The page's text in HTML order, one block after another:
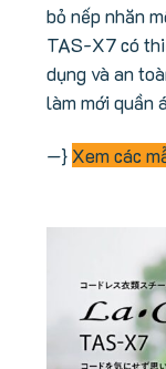
bỏ nếp nhăn
TAS-X7 có
dụng và an
làm mới quần
—} Xem các